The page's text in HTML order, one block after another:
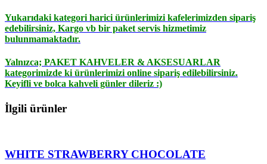
Yukarıdaki kategori harici ürünlerimizi kafelerimizden sipariş
edebilirsiniz, Kargo vb bir paket servis hizmetimiz
bulunmamaktadır.
Yalnızca; PAKET KAHVELER & AKSESUARLAR
kategorimizde ki ürünlerimizi online sipariş edilebilirsiniz.
Keyifli ve bolca kahveli günler dileriz :)
İlgili ürünler
WHITE STRAWBERRY CHOCOLATE